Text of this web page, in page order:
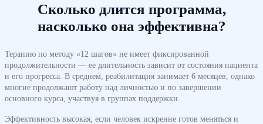
Сколько длится программа,
насколько она эффективна?
Терапию по методу «12 шагов» не имеет фиксированной
продолжительности — ее длительность зависит от состояния пациента
и его прогресса. В среднем, реабилитация занимает 6 месяцев, однако
многие продолжают работу над личностью и по завершении
основного курса, участвуя в группах поддержки.
Эффективность высокая, если человек искренне готов меняться и